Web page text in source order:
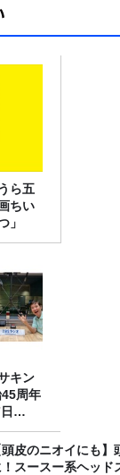
ら五
ちい
」
キン
周年
より
頭皮のニオイにも
！スースー系ヘッド